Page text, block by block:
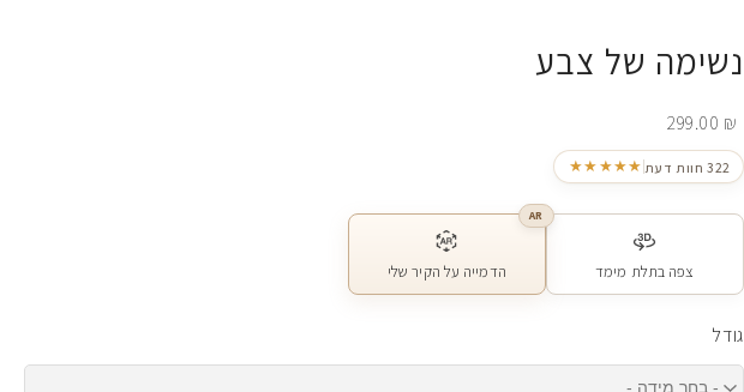
נשימה של צבע
299.00 ₪
★★★★★ 322 חוות דעת
צפה בתלת מימד
AR
הדמייה על הקיר שלי
גודל